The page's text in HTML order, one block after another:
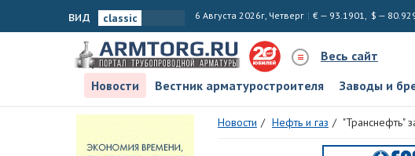
вид 6 Августа 2026г, Четверг € — 93.1901, $ —
Весь сайт
Новости
Вестник арматуростроителя Заводы и
Новости Нефть и газ "Транснефть"